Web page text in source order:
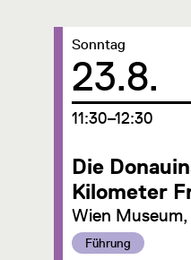
Die
Kilometer
Wien
Kategorie:
Führung
Datum:
23.8.
Sonntag
um
11:30–12:30